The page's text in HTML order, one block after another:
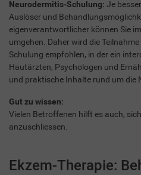
Neurodermitis-Schulung: Je
Auslöser und
eigenverantwortlicher können Sie
umgehen. Daher wird die
Schulung empfohlen, in der ein
Hautärzten, Psychologen und
und praktische Inhalte rund um die
Gut zu wissen:
Vielen Betroffenen hilft es auch,
anzuschliessen.
Ekzem-Therapie: